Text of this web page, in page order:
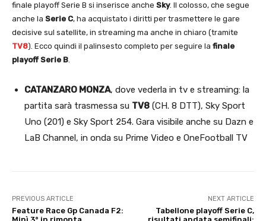
finale playoff Serie B si inserisce anche Sky. Il colosso, che segue
anche la Serie C, ha acquistato i diritti per trasmettere le gare
decisive sul satellite, in streaming ma anche in chiaro (tramite
TV8). Ecco quindi il palinsesto completo per seguire la finale
playoff Serie B.
CATANZARO MONZA, dove vederla in tv e streaming: la
partita sarà trasmessa su TV8 (CH. 8 DTT), Sky Sport
Uno (201) e Sky Sport 254. Gara visibile anche su Dazn e
LaB Channel, in onda su Prime Video e OneFootball TV
PREVIOUS ARTICLE
Feature Race Gp Canada F2:
NEXT ARTICLE
Tabellone playoff Serie C,